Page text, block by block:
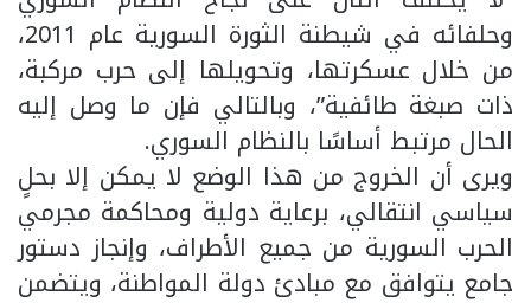
وحلفائه في شيطنة الثورة السورية عام 2011،
من خلال عسكرتها، وتحويلها إلى حرب مركبة،
ذات صبغة طائفية”، وبالتالي فإن ما وصل إليه
الحال مرتبط أساسًا بالنظام السوري.
ويرى أن الخروج من هذا الوضع لا يمكن إلا بحلٍ
سياسي انتقالي، برعاية دولية ومحاكمة مجرمي
الحرب السورية من جميع الأطراف، وإنجاز دستور
جامع يتوافق مع مبادئ دولة المواطنة، ويتضمن